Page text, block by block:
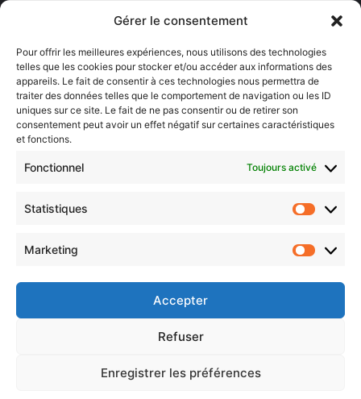
Gérer le consentement
Pour offrir les meilleures expériences, nous utilisons des technologies
telles que les cookies pour stocker et/ou accéder aux informations des
appareils. Le fait de consentir à ces technologies nous permettra de
traiter des données telles que le comportement de navigation ou les ID
uniques sur ce site. Le fait de ne pas consentir ou de retirer son
consentement peut avoir un effet négatif sur certaines caractéristiques
et fonctions.
Fonctionnel Toujours activé
Statistiques
Marketing
Accepter
Refuser
Enregistrer les préférences
Newsletter gratuite
Choisissez : matin, soir ou hebdo ?
votre